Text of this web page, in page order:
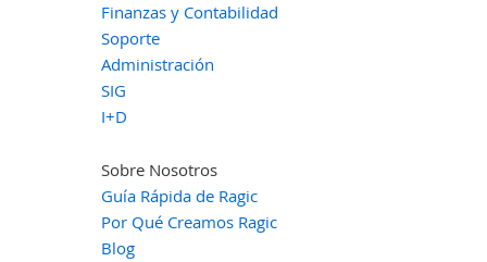
Finanzas y Contabilidad
Soporte
Administración
SIG
I+D
Sobre Nosotros
Guía Rápida de Ragic
Por Qué Creamos Ragic
Blog